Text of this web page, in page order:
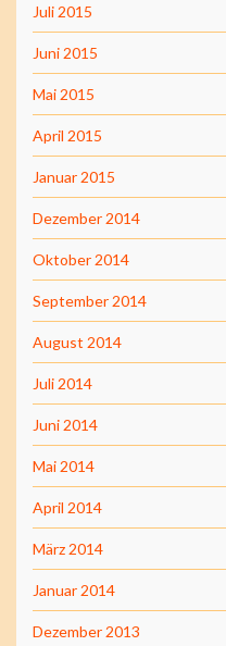
Juli 2015
Juni 2015
Mai 2015
April 2015
Januar 2015
Dezember 2014
Oktober 2014
September 2014
August 2014
Juli 2014
Juni 2014
Mai 2014
April 2014
März 2014
Januar 2014
Dezember 2013